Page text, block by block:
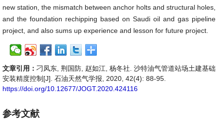
new station, the mismatch between anchor holts and structural holes,
and the foundation rechipping based on Saudi oil and gas pipeline
project, and also sums up experience and lesson for future project.
文章引用： 刁凤东, 荆国防, 赵如江, 杨冬社. 沙特油气管道站场土建基础
安装精度控制[J]. 石油天然气学报, 2020, 42(4): 88-95.
https://doi.org/10.12677/JOGT.2020.424116
参考文献